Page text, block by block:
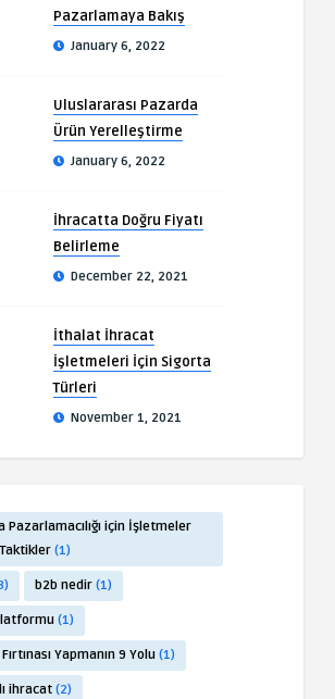
Pazarlamaya Bakış
January 6, 2022
Uluslararası Pazarda
Ürün Yerelleştirme
January 6, 2022
İhracatta Doğru Fiyatı
Belirleme
December 22, 2021
İthalat İhracat
İşletmeleri İçin Sigorta
Türleri
November 1, 2021
Pazarlamacılığı için İşletmeler
(1)
b2b nedir (1)
(1)
Yapmanın 9 Yolu (1)
ihracat (2)